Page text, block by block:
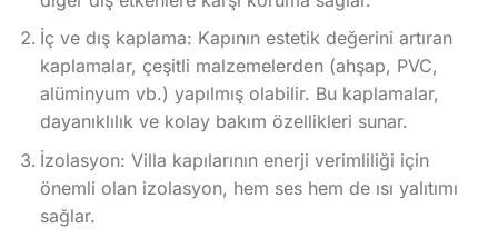
İç ve dış kaplama: Kapının estetik değerini artıran
kaplamalar, çeşitli malzemelerden (ahşap, PVC,
alüminyum vb.) yapılmış olabilir. Bu kaplamalar,
dayanıklılık ve kolay bakım özellikleri sunar.
İzolasyon: Villa kapılarının enerji verimliliği için
önemli olan izolasyon, hem ses hem de ısı yalıtımı
sağlar.